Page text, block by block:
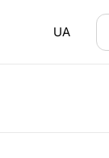
UA